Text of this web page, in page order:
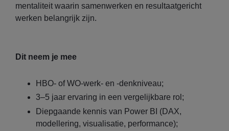
mentaliteit waarin samenwerken en resultaatgericht
werken belangrijk zijn.
Dit neem je mee
HBO- of WO-werk- en -denkniveau;
3–5 jaar ervaring in een vergelijkbare rol;
Diepgaande kennis van Power BI (DAX,
modellering, visualisatie, performance);